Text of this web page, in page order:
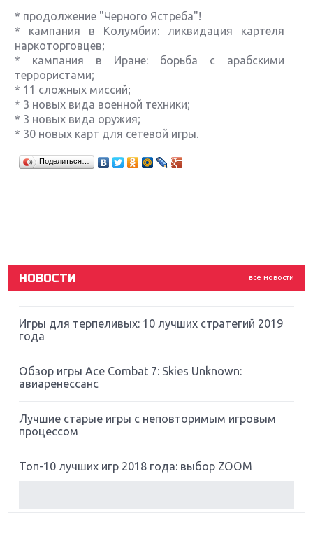
* продолжение "Черного Ястреба"!
* кампания в Колумбии: ликвидация картеля
наркоторговцев;
* кампания в Иране: борьба с арабскими
террористами;
* 11 сложных миссий;
* 3 новых вида военной техники;
* 3 новых вида оружия;
* 30 новых карт для сетевой игры.
Поделиться…
все новости
НОВОСТИ
Крупнейшие релизы мая: Nintendo, Microsoft и
Sony
Far Cry 5: хвалить нельзя ругать
Игры для терпеливых: 10 лучших стратегий 2019
года
Обзор игры Ace Combat 7: Skies Unknown:
авиаренессанс
Лучшие старые игры с неповторимым игровым
процессом
Топ-10 лучших игр 2018 года: выбор ZOOM